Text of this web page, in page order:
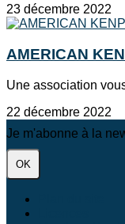
23 décembre 2022
AMERICAN
Une association
22 décembre 2022
Je m'abonne à la
OK